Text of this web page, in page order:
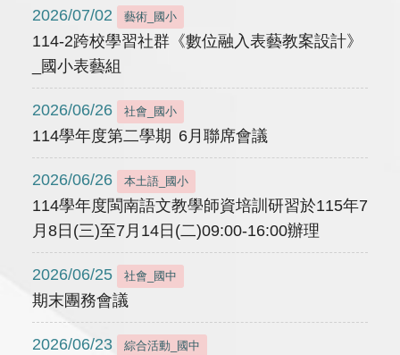
2026/07/02 藝術_國小
114-2跨校學習社群《數位融入表藝教案設計》
_國小表藝組
2026/06/26 社會_國小
114學年度第二學期 6月聯席會議
2026/06/26 本土語_國小
114學年度閩南語文教學師資培訓研習於115年7
月8日(三)至7月14日(二)09:00-16:00辦理
2026/06/25 社會_國中
期末團務會議
2026/06/23 綜合活動_國中